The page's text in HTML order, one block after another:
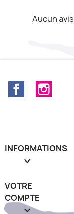
Aucun
Facebook
INFORMATIONS

VOTRE
COMPTE
